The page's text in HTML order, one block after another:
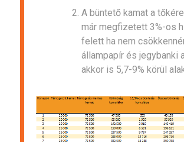
A büntető kamat a
már megfizetett 3%-os
felett ha nem
állampapír és jegybanki
akkor is 5,7-9% körül